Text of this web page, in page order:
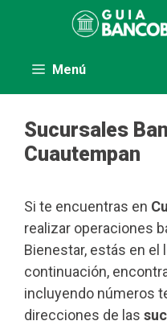
Menú
Sucursales
Cuautempan
Si te encuentras en
realizar operaciones
Bienestar, estás en el
continuación,
incluyendo números
direcciones de las